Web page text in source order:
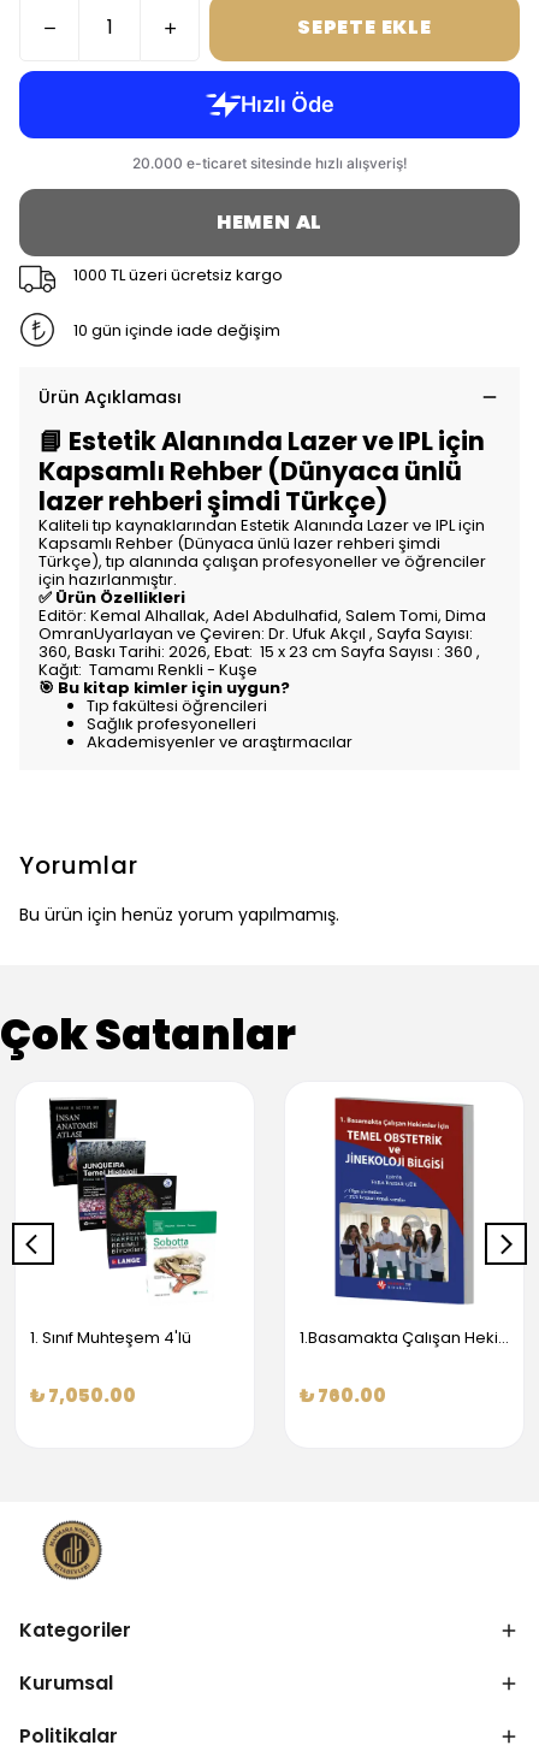
SEPETE EKLE
HEMEN AL
1000 TL üzeri ücretsiz kargo
10 gün içinde iade değişim
Ürün Açıklaması
📘 Estetik Alanında Lazer ve IPL için
Kapsamlı Rehber (Dünyaca ünlü
lazer rehberi şimdi Türkçe)
Kaliteli tıp kaynaklarından Estetik Alanında Lazer ve IPL için
Kapsamlı Rehber (Dünyaca ünlü lazer rehberi şimdi
Türkçe), tıp alanında çalışan profesyoneller ve öğrenciler
için hazırlanmıştır.
✅ Ürün Özellikleri
Editör: Kemal Alhallak, Adel Abdulhafid, Salem Tomi, Dima
OmranUyarlayan ve Çeviren: Dr. Ufuk Akçıl , Sayfa Sayısı:
360, Baskı Tarihi: 2026, Ebat: 15 x 23 cm Sayfa Sayısı : 360 ,
Kağıt: Tamamı Renkli - Kuşe
🎯 Bu kitap kimler için uygun?
Tıp fakültesi öğrencileri
Sağlık profesyonelleri
Akademisyenler ve araştırmacılar
Yorumlar
Bu ürün için henüz yorum yapılmamış.
Çok Satanlar
1. Sınıf Muhteşem 4'lü
₺ 7,050.00
1.Basamakta Çalışan Hekimler İçin Temel Obstetrik Ve Jinekoloji Bilgisi
₺ 760.00
Kategoriler
Kurumsal
Politikalar